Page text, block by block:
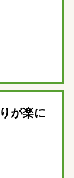
が楽に